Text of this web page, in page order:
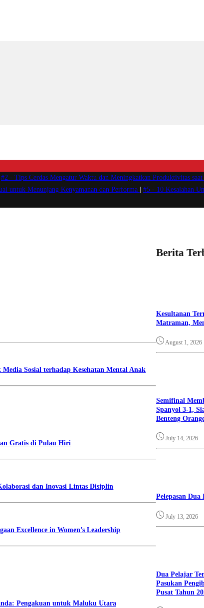
#2 - Tips Cerdas Mengatur Waktu dan Meningkatkan Produktivitas
untuk Menunjang Kenyamanan dan Performa #5 - 10 Kesalahan
Sosial terhadap Kesehatan Mental Anak
Gratis di Pulau Hiri
dan Inovasi Lintas Disiplin
Excellence in Women’s Leadership
Pengakuan untuk Maluku Utara
Berita
Kesultanan
Matraman,
August 1, 2026
Semifinal
Spanyol 3-1,
Benteng
July 14, 2026
Pelepasan
July 13, 2026
Dua Pelajar
Pasukan
Pusat Tahun